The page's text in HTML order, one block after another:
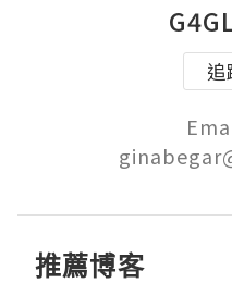
追
推薦博客